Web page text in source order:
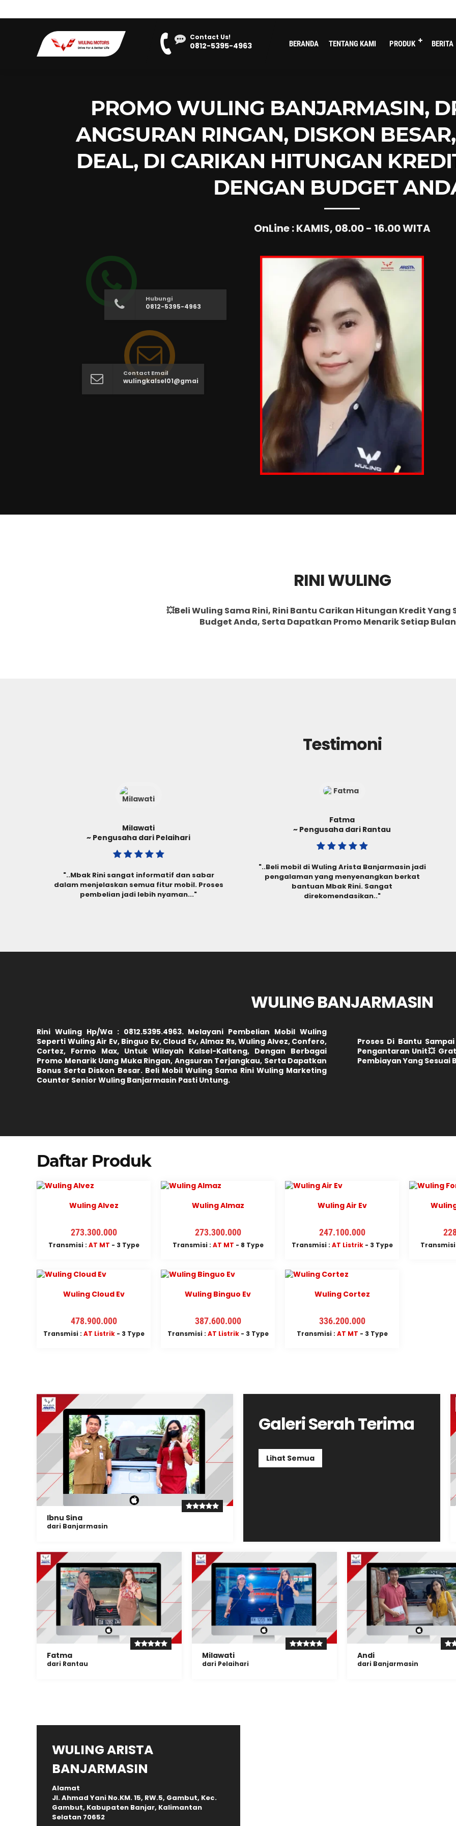
Contact Us!
0812-5395-4963 BERANDA TENTANG KAMI PRODUK BERITA
PROMO WULING BANJARMASIN,
ANGSURAN RINGAN, DISKON
DEAL, DI CARIKAN HITUNGAN
DENGAN BUDGET
OnLine:KAMIS, 08.00 - 16.00WITA
Hubungi
0812-5395-4963
Contact Email
wulingkalsel01@gmail.com
RINI WULING
💥Beli Wuling Sama Rini, Rini Bantu Carikan Hitungan Kredit Yang
Budget Anda, Serta Dapatkan Promo Menarik Setiap
Testimoni
~ Pengusaha dari Rantau
pengalaman yang menyenangkan berkat
bantuan Mbak Rini. Sangat
direkomendasikan.."
Ibnu Sina
~ Walikota dari Banjarmasin
"..Pengalaman beli mobil Wuling di sini sangat
memuaskan. Rini membantu saya dengan
segala kebutuhan dan pertanyaan saya..."
WULING BANJARMASIN
Rini Wuling Hp/Wa : 0812.5395.4963. Melayani Pembelian Mobil Wuling
Seperti Wuling Air Ev, Binguo Ev, Cloud Ev, Almaz Rs, Wuling Alvez, Confero,
Cortez, Formo Max, Untuk Wilayah Kalsel-Kalteng, Dengan Berbagai
Promo Menarik Uang Muka Ringan, Angsuran Terjangkau, Serta Dapatkan
Bonus Serta Diskon Besar. Beli Mobil Wuling Sama Rini Wuling Marketing
Counter Senior Wuling Banjarmasin Pasti Untung.
Proses Di Bantu
Pengantaran Unit💥
Pembiayan Yang Sesuai
Daftar Produk
Wuling Alvez
273.300.000
Transmisi : AT MT - 3 Type
Wuling Almaz
273.300.000
Transmisi : AT MT - 8 Type
Wuling Air Ev
247.100.000
Transmisi : AT Listrik - 3 Type Transmisi
Wuling Cloud Ev
478.900.000
Transmisi : AT Listrik - 3 Type
Wuling Binguo Ev
387.600.000
Transmisi : AT Listrik - 3 Type
Wuling Cortez
336.200.000
Transmisi : AT MT - 3 Type
Ibnu Sina
dari Banjarmasin
Galeri Serah Terima
Lihat Semua
Fatma
dari Rantau
Milawati
dari Pelaihari
Andi
dari Banjarmasin
WULING ARISTA
BANJARMASIN
Alamat
Jl. Ahmad Yani No.KM. 15, RW.5, Gambut, Kec.
Gambut, Kabupaten Banjar, Kalimantan
Selatan 70652